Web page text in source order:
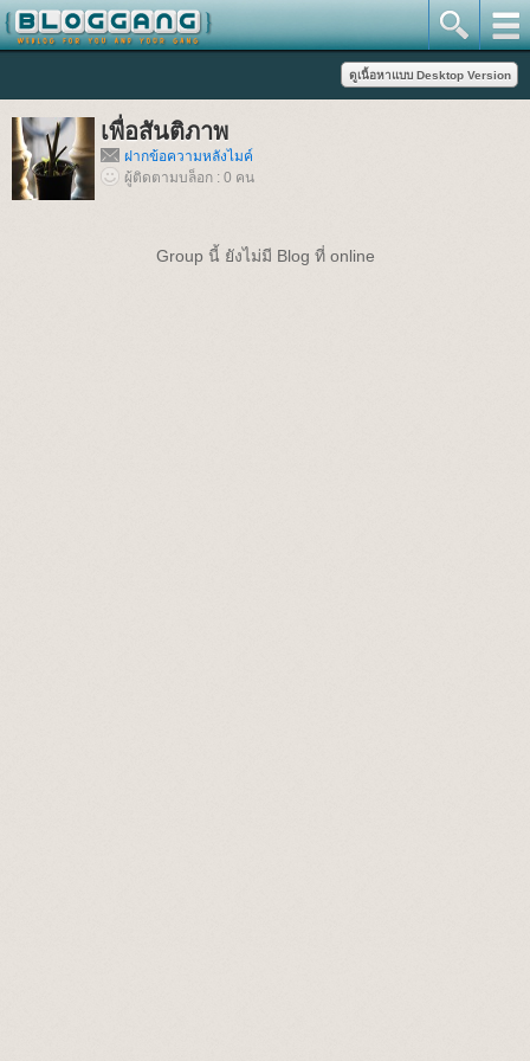
เพื่อสันติภาพ
ฝากข้อความหลังไมค์
ผู้ติดตามบล็อก : 0 คน
Group นี้ ยังไม่มี Blog ที่ online